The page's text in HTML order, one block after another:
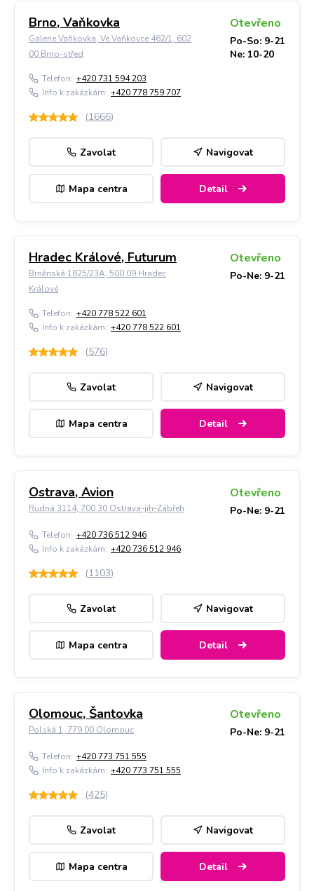
Brno, Vaňkovka
Galerie Vaňkovka, Ve Vaňkovce 462/1, 602
00 Brno-střed
Otevřeno
Po-So: 9-21
Ne: 10-20
Telefon: +420 731 594 203
Info k zakázkám: +420 778 759 707
(1666)
Zavolat Navigovat
Mapa centra Detail
Hradec Králové, Futurum
Brněnská 1825/23A, 500 09 Hradec
Králové
Otevřeno
Po-Ne: 9-21
Telefon: +420 778 522 601
Info k zakázkám: +420 778 522 601
(576)
Zavolat Navigovat
Mapa centra Detail
Ostrava, Avion
Rudná 3114, 700 30 Ostrava-jih-Zábřeh
Otevřeno
Po-Ne: 9-21
Telefon: +420 736 512 946
Info k zakázkám: +420 736 512 946
(1103)
Zavolat Navigovat
Mapa centra Detail
Olomouc, Šantovka
Polská 1, 779 00 Olomouc
Otevřeno
Po-Ne: 9-21
Telefon: +420 773 751 555
Info k zakázkám: +420 773 751 555
(425)
Zavolat Navigovat
Mapa centra Detail